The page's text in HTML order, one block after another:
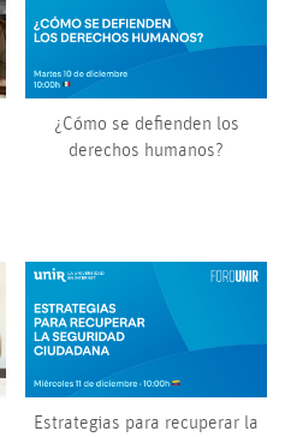
¿Cómo se defienden los
derechos humanos?
Estrategias para recuperar la